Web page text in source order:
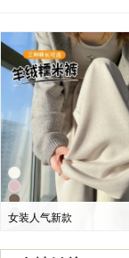
女装人气新款